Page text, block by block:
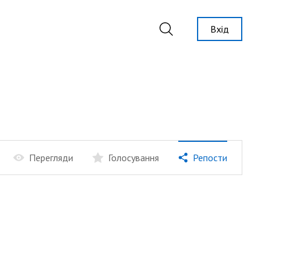
Вхід
Перегляди Голосування Репости